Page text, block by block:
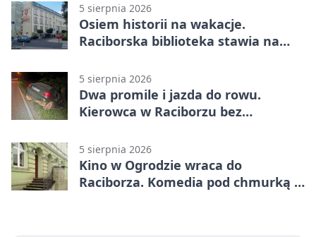
5 sierpnia 2026
Osiem historii na wakacje.
Raciborska biblioteka stawia na
5 sierpnia 2026
Dwa promile i jazda do rowu.
Kierowca w Raciborzu bez
5 sierpnia 2026
Kino w Ogrodzie wraca do
Raciborza. Komedia pod chmurką w